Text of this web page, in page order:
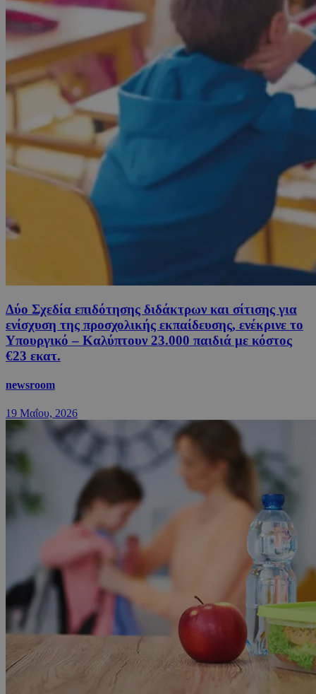
Δύο Σχεδία επιδότησης διδάκτρων και σίτισης για
ενίσχυση της προσχολικής εκπαίδευσης, ενέκρινε το
Υπουργικό – Καλύπτουν 23.000 παιδιά με κόστος
€23 εκατ.
newsroom
19 Μαΐου, 2026